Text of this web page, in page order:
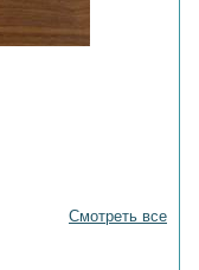
Смотреть все